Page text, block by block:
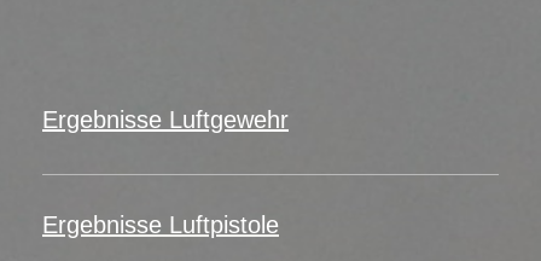
Ergebnisse Luftgewehr
Ergebnisse Luftpistole